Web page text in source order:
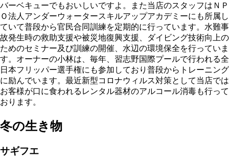
バーベキューでもおいしいですよ。また当店のスタッフはＮＰ
Ｏ法人アンダーウォータースキルアップアカデミーにも所属し
ていて普段から官民合同訓練を定期的に行っています。水難事
故発生時の救助支援や被災地復興支援、ダイビング技術向上の
ためのセミナー及び訓練の開催、水辺の環境保全を行っていま
す。オーナーの小林は、毎年、習志野国際プールで行われる全
日本フリッパー選手権にも参加しており普段からトレーニング
に励んでいます。最近新型コロナウィルス対策として当店では
お客様が口に食われるレンタル器材のアルコール消毒も行って
おります。
冬の生き物
サギフエ